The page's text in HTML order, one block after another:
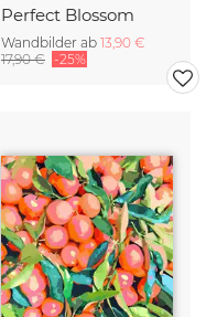
Perfect Blossom
Wandbilder ab 13,90 €
17,90 € -25%